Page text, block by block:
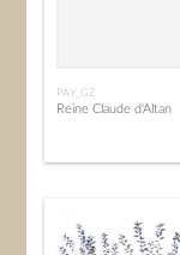
PAY_GZ
Reine Claude d'Altan